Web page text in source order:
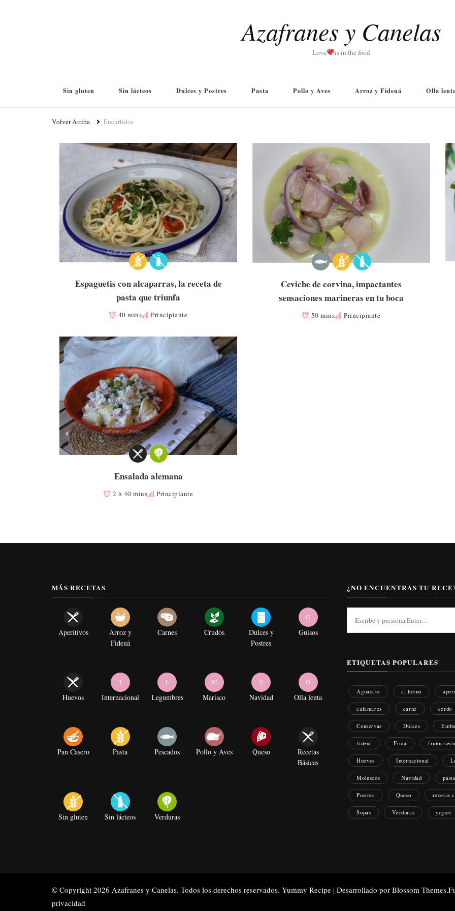
Azafranes y Canelas
Love is in the food
Sin gluten Sin lácteos Dulces y Postres Pasta Pollo y Aves Arroz y Fideuá Olla
Volver Arriba Encurtidos
Espaguetis con alcaparras, la receta de
pasta que triunfa
40 mins Principiante
Ceviche de corvina, impactantes
sensaciones marineras en tu boca
50 mins Principiante
Ensalada alemana
2 h 40 mins Principiante
MÁS RECETAS
Aperitivos
Arroz y
Fideuá
Carnes Crudos
Dulces y
Postres
G
Guisos
Huevos
I
Internacional
L
Legumbres
M
Marisco
N
Navidad
O
Olla lenta
Pan Casero Pasta Pescados Pollo y Aves Queso
Recetas
Básicas
Sin gluten Sin lácteos Verduras
¿NO ENCUENTRAS TU
ETIQUETAS POPULARES
Aguacate al horno
calamares carne cerdo
Conservas Dulces
fideuá Fruta frutos
Huevos Internacional
Moluscos Navidad
Postres Queso recetas
Sopas Verduras yogurt
© Copyright 2026 Azafranes y Canelas. Todos los derechos reservados. Yummy Recipe | Desarrollado por Blossom Themes
privacidad